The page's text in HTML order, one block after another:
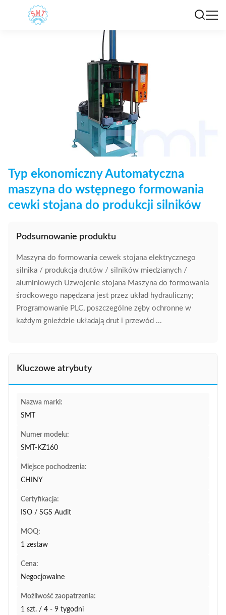
Typ ekonomiczny Automatyczna
maszyna do wstępnego formowania
cewki stojana do produkcji silników
Podsumowanie produktu
Maszyna do formowania cewek stojana elektrycznego
silnika / produkcja drutów / silników miedzianych /
aluminiowych Uzwojenie stojana Maszyna do formowania
środkowego napędzana jest przez układ hydrauliczny;
Programowanie PLC, poszczególne zęby ochronne w
każdym gnieździe układają drut i przewód ...
Kluczowe atrybuty
Nazwa marki:
SMT
Numer modelu:
SMT-KZ160
Miejsce pochodzenia:
CHINY
Certyfikacja:
ISO / SGS Audit
MOQ:
1 zestaw
Cena:
Negocjowalne
Możliwość zaopatrzenia:
1 szt. / 4 - 9 tygodni